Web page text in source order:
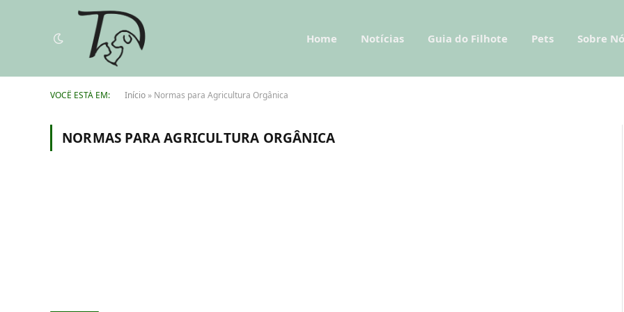
Home Notícias Guia do Filhote Pets Sobre
VOCÊ ESTÁ EM: Início » Normas para Agricultura Orgânica
NORMAS PARA AGRICULTURA ORGÂNICA